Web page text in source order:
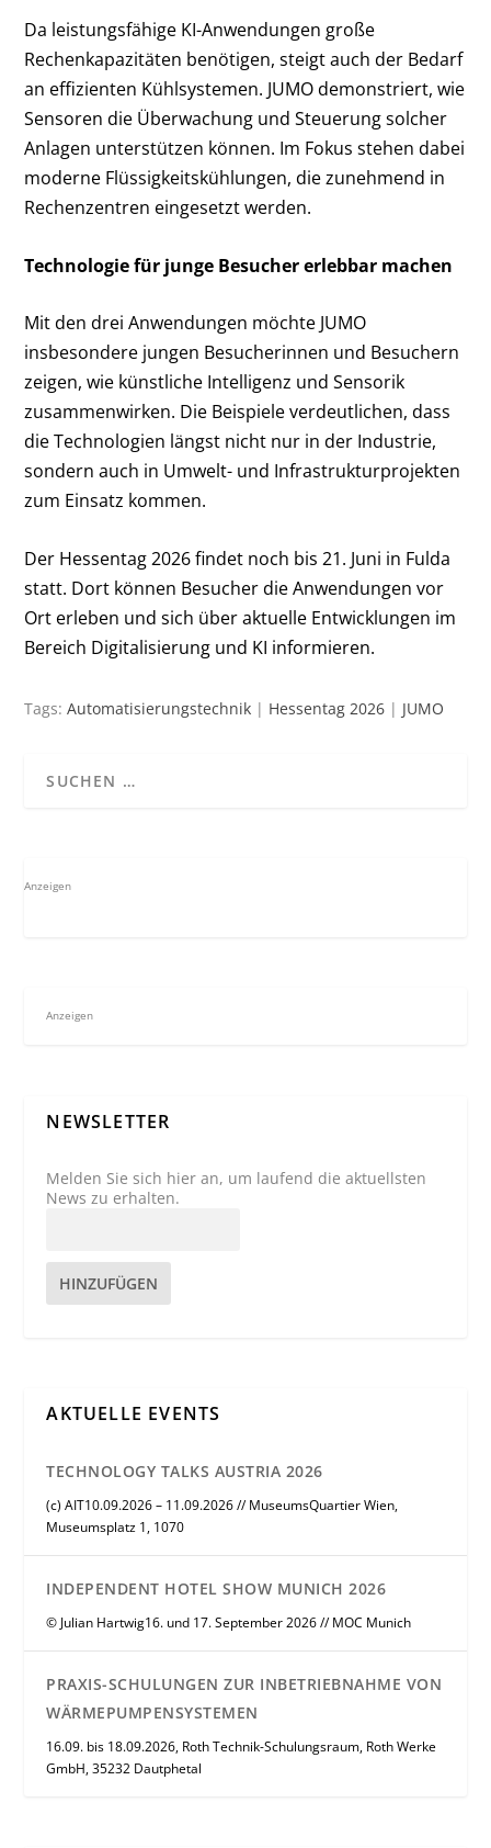
Da leistungsfähige KI-Anwendungen große
Rechenkapazitäten benötigen, steigt auch der Bedarf
an effizienten Kühlsystemen. JUMO demonstriert, wie
Sensoren die Überwachung und Steuerung solcher
Anlagen unterstützen können. Im Fokus stehen dabei
moderne Flüssigkeitskühlungen, die zunehmend in
Rechenzentren eingesetzt werden.
Technologie für junge Besucher erlebbar machen
Mit den drei Anwendungen möchte JUMO
insbesondere jungen Besucherinnen und Besuchern
zeigen, wie künstliche Intelligenz und Sensorik
zusammenwirken. Die Beispiele verdeutlichen, dass
die Technologien längst nicht nur in der Industrie,
sondern auch in Umwelt- und Infrastrukturprojekten
zum Einsatz kommen.
Der Hessentag 2026 findet noch bis 21. Juni in Fulda
statt. Dort können Besucher die Anwendungen vor
Ort erleben und sich über aktuelle Entwicklungen im
Bereich Digitalisierung und KI informieren.
Tags:Automatisierungstechnik | Hessentag 2026 | JUMO
Anzeigen
Anzeigen
NEWSLETTER
Melden Sie sich hier an, um laufend die aktuellsten
News zu erhalten.
HINZUFÜGEN
AKTUELLE EVENTS
TECHNOLOGY TALKS AUSTRIA 2026
(c) AIT10.09.2026 – 11.09.2026 // MuseumsQuartier Wien,
Museumsplatz 1, 1070
INDEPENDENT HOTEL SHOW MUNICH 2026
© Julian Hartwig16. und 17. September 2026 // MOC Munich
PRAXIS-SCHULUNGEN ZUR INBETRIEBNAHME VON
WÄRMEPUMPENSYSTEMEN
16.09. bis 18.09.2026, Roth Technik-Schulungsraum, Roth Werke
GmbH, 35232 Dautphetal